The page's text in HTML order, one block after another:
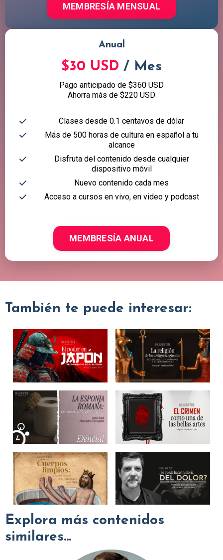
MEMBRESÍA MENSUAL
Anual
$30 USD / Mes
Pago anticipado de $360 USD
Ahorra más de $220 USD
Clases desde 0.1 centavos de dólar
Más de 500 horas de cultura en español a tu
alcance
Disfruta del contenido desde cualquier
dispositivo móvil
Nuevo contenido cada mes
Acceso a cursos en vivo, en video y podcast
MEMBRESÍA ANUAL
También te puede interesar:
Explora más contenidos
similares...